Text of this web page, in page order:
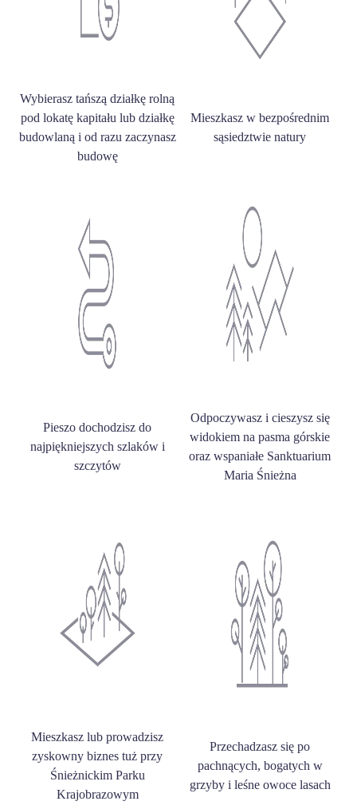
Wybierasz tańszą działkę rolną
pod lokatę kapitału lub działkę
budowlaną i od razu zaczynasz
budowę
Mieszkasz w bezpośrednim
sąsiedztwie natury
Pieszo dochodzisz do
najpiękniejszych szlaków i
szczytów
Odpoczywasz i cieszysz się
widokiem na pasma górskie
oraz wspaniałe Sanktuarium
Maria Śnieżna
Mieszkasz lub prowadzisz
zyskowny biznes tuż przy
Śnieżnickim Parku
Krajobrazowym
Przechadzasz się po
pachnących, bogatych w
grzyby i leśne owoce lasach